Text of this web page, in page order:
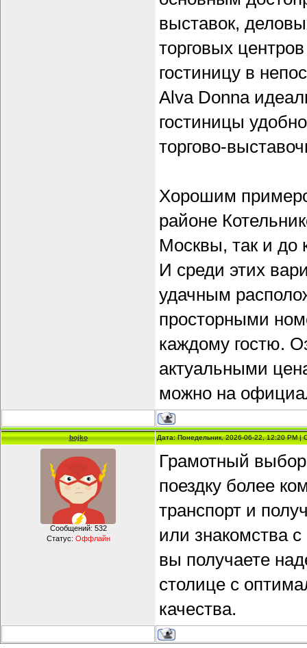
выставок,
торговых
гостиницу в
Alva Donna
гостиницы
торгово-
Хорошим
районе
Москвы, так и до
И среди этих
удачным
просторными
каждому гостю.
актуальными
можно на
bojko Дата: Понедельник, 2026-06-22, 12:20 PM
Сообщений: 532
Статус: Оффлайн
Грамотный
поездку более
транспорт и
или знакомства
вы получаете
столице с
качества.